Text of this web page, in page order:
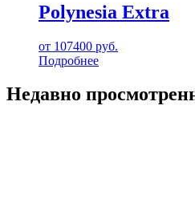
Polynesia Extra
от 107400 руб.
Подробнее
Недавно